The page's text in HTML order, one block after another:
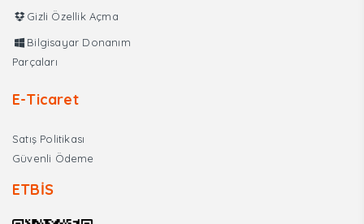
Gizli Özellik Açma
Bilgisayar Donanım
Parçaları
E-Ticaret
Satış Politikası
Güvenli Ödeme
ETBİS